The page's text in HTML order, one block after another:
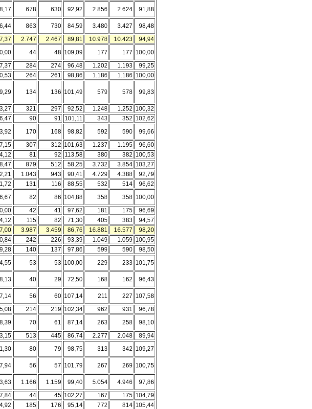
678 630 92,92 2.856 2.624 91,88
863 730 84,59 3.480 3.427
98,48
2.747 2.467 89,81 10.978 10.423
94,94
44 48 109,09 177 177 100,00
284 274 96,48 1.202 1.193
99,25
264 261 98,86 1.186 1.186 100,00
134 136 101,49 579 578 99,83
321 297 92,52 1.248 1.252 100,32
90 91 101,11 343 352 102,62
170 168 98,82 592 590
99,66
307 312 101,63 1.237 1.195
96,60
81 92 113,58 380 382 100,53
879 512 58,25 3.732 3.854 103,27
1.043 943 90,41 4.729 4.388
92,79
131 116 88,55 532 514
96,62
82 86 104,88 358 358 100,00
42 41 97,62 181 175
96,69
115 82 71,30 405 383
94,57
3.987 3.459 86,76 16.881 16.577
98,20
242 226 93,39 1.049 1.059 100,95
140 137 97,86 599 590
98,50
53 53 100,00 229 233 101,75
40 29 72,50 168 162 96,43
56 60 107,14 211 227 107,58
214 219 102,34 962 931
96,78
70 61 87,14 263 258
98,10
513 445 86,74 2.277 2.048
89,94
80 79 98,75 313 342 109,27
56 57 101,79 267 269 100,75
1.166 1.159 99,40 5.054 4.946
97,86
44 45 102,27 167 175 104,79
185 176 95,14 772 814 105,44